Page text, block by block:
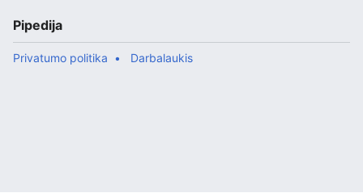
Pipedija
Privatumo politika Darbalaukis